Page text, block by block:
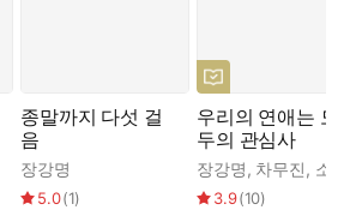
,장강명 ,지영,최영,최유안
소향 주원규,차무진,
종말까지 다섯 걸
음
장강명
5.0(1)
우리의 연애는 모
두의 관심사
장강명, 차무진, 소향
3.9(10)